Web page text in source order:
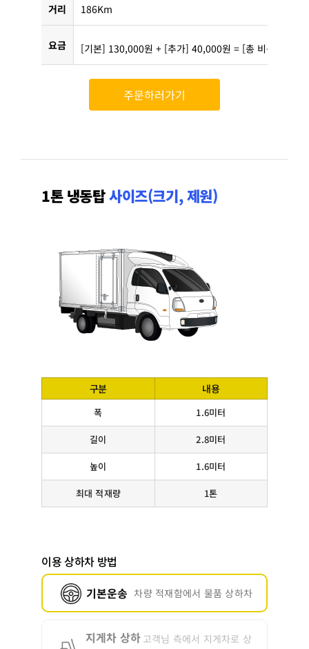
거리 186Km
요금 [기본] 130,000원 + [추가] 40,000원 = [총 비용]
주문하러가기
1톤 냉동탑사이즈(크기, 제원)
구분 내용
폭 1.6미터
길이 2.8미터
높이 1.6미터
최대 적재량 1톤
이용 상하차 방법
기본운송 차량 적재함에서 물품 상하차
지게차 상하 고객님 측에서 지게차로 상